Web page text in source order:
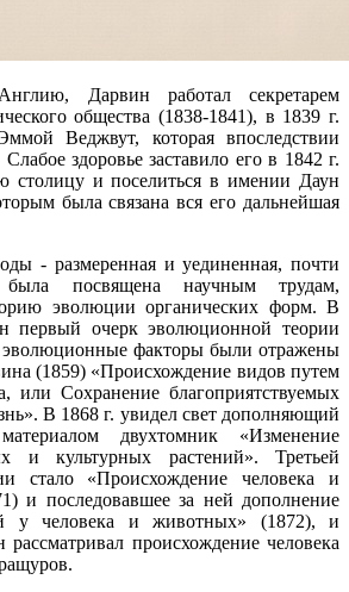
Дарвин работал секретарем
общества (1838-1841), в 1839 г.
Веджвут, которая впоследствии
здоровье заставило его в 1842 г.
столицу и поселиться в имении Даун
была связана вся его дальнейшая
- размеренная и уединенная, почти
была посвящена научным трудам,
эволюции органических форм. В
первый очерк эволюционной теории
факторы были отражены
(1859) «Происхождение видов путем
или Сохранение благоприятствуемых
В 1868 г. увидел свет дополняющий
двухтомник «Изменение
и культурных растений». Третьей
стало «Происхождение человека и
и последовавшее за ней дополнение
у человека и животных» (1872), и
происхождение человека